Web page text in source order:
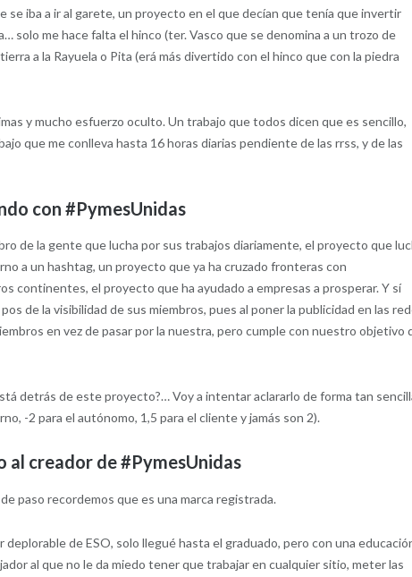
se iba a ir al garete, un proyecto en el que decían que tenía que invertir
solo me hace falta el hinco (ter. Vasco que se denomina a un trozo de
a la Rayuela o Pita (erá más divertido con el hinco que con la piedra
y mucho esfuerzo oculto. Un trabajo que todos dicen que es sencillo,
que me conlleva hasta 16 horas diarias pendiente de las rrss, y de las
con #PymesUnidas
de la gente que lucha por sus trabajos diariamente, el proyecto que
a un hashtag, un proyecto que ya ha cruzado fronteras con
continentes, el proyecto que ha ayudado a empresas a prosperar. Y sí
de la visibilidad de sus miembros, pues al poner la publicidad en las
en vez de pasar por la nuestra, pero cumple con nuestro objetivo
detrás de este proyecto?… Voy a intentar aclararlo de forma tan
-2 para el autónomo, 1,5 para el cliente y jamás son 2).
al creador de #PymesUnidas
paso recordemos que es una marca registrada.
de ESO, solo llegué hasta el graduado, pero con una
al que no le da miedo tener que trabajar en cualquier sitio, meter las